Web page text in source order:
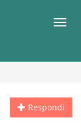
Respondi